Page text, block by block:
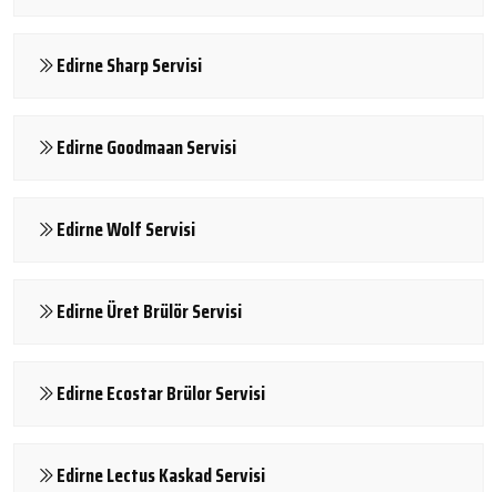
Edirne Sharp Servisi
Edirne Goodmaan Servisi
Edirne Wolf Servisi
Edirne Üret Brülör Servisi
Edirne Ecostar Brülor Servisi
Edirne Lectus Kaskad Servisi